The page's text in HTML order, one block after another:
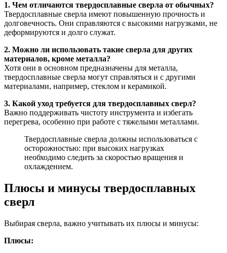
1. Чем отличаются твердосплавные сверла от обычных?
Твердосплавные сверла имеют повышенную прочность и
долговечность. Они справляются с высокими нагрузками, не
деформируются и долго служат.
2. Можно ли использовать такие сверла для других
материалов, кроме металла?
Хотя они в основном предназначены для металла,
твердосплавные сверла могут справляться и с другими
материалами, например, стеклом и керамикой.
3. Какой уход требуется для твердосплавных сверл?
Важно поддерживать чистоту инструмента и избегать
перегрева, особенно при работе с тяжелыми металлами.
Твердосплавные сверла должны использоваться с
осторожностью: при высоких нагрузках
необходимо следить за скоростью вращения и
охлаждением.
Плюсы и минусы твердосплавных
сверл
Выбирая сверла, важно учитывать их плюсы и минусы:
Плюсы: